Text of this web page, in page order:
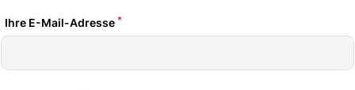
Ihre E-Mail-Adresse *